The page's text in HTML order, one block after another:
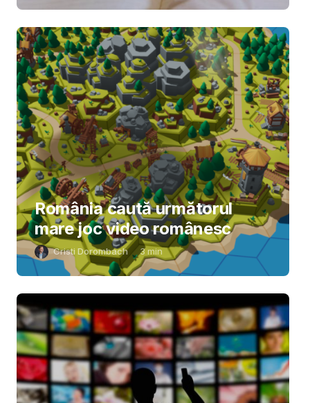
România caută următorul
mare joc video românesc
Cristi Dorombach 3min